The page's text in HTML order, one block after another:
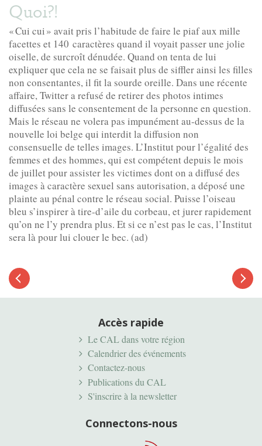
Quoi?!
« Cui cui » avait pris l’habitude de faire le piaf aux mille
facettes et 140 caractères quand il voyait passer une jolie
oiselle, de surcroît dénudée. Quand on tenta de lui
expliquer que cela ne se faisait plus de siffler ainsi les filles
non consentantes, il fit la sourde oreille. Dans une récente
affaire, Twitter a refusé de retirer des photos intimes
diffusées sans le consentement de la personne en question.
Mais le réseau ne volera pas impunément au-dessus de la
nouvelle loi belge qui interdit la diffusion non
consensuelle de telles images. L’Institut pour l’égalité des
femmes et des hommes, qui est compétent depuis le mois
de juillet pour assister les victimes dont on a diffusé des
images à caractère sexuel sans autorisation, a déposé une
plainte au pénal contre le réseau social. Puisse l’oiseau
bleu s’inspirer à tire-d’aile du corbeau, et jurer rapidement
qu’on ne l’y prendra plus. Et si ce n’est pas le cas, l’Institut
sera là pour lui clouer le bec. (ad)
Article
précédent
Article
suivant
Accès rapide
Le CAL dans votre région
Calendrier des événements
Contactez-nous
Publications du CAL
S'inscrire à la newsletter
Connectons-nous